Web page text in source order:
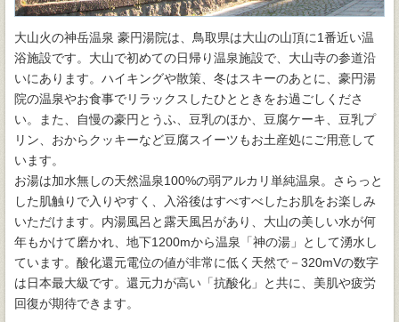
大山火の神岳温泉 豪円湯院は、鳥取県は大山の山頂に1番近い温
浴施設です。大山で初めての日帰り温泉施設で、大山寺の参道沿
いにあります。ハイキングや散策、冬はスキーのあとに、豪円湯
院の温泉やお食事でリラックスしたひとときをお過ごしくださ
い。また、自慢の豪円とうふ、豆乳のほか、豆腐ケーキ、豆乳プ
リン、おからクッキーなど豆腐スイーツもお土産処にご用意して
います。
お湯は加水無しの天然温泉100%の弱アルカリ単純温泉。さらっと
した肌触りで入りやすく、入浴後はすべすべしたお肌をお楽しみ
いただけます。内湯風呂と露天風呂があり、大山の美しい水が何
年もかけて磨かれ、地下1200mから温泉「神の湯」として湧水し
ています。酸化還元電位の値が非常に低く天然で－320mVの数字
は日本最大級です。還元力が高い「抗酸化」と共に、美肌や疲労
回復が期待できます。